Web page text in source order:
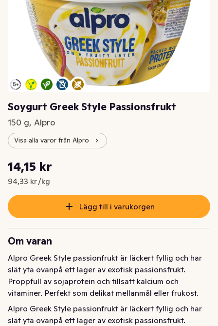
Soygurt Greek Style Passionsfrukt
150 g, Alpro
Visa alla varor från Alpro
Nuvarande pris är: 14,15 kr
14,15 kr
94,33 kr /kg
Styckpris: 94,33 kr /kg
Lägg till i varukorgen
Om varan
Alpro Greek Style passionfrukt är läckert fyllig och har
slät yta ovanpå ett lager av exotisk passionsfrukt.
Proppfull av sojaprotein och tillsatt kalcium och
vitaminer. Perfekt som delikat mellanmål eller frukost.
Alpro Greek Style passionfrukt är läckert fyllig och har
slät yta ovanpå ett lager av exotisk passionsfrukt.